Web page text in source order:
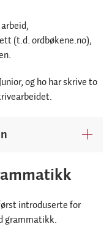
(t.d. ordbøkene.no),
og ho har skrive to
introduserte for
grammatikk.